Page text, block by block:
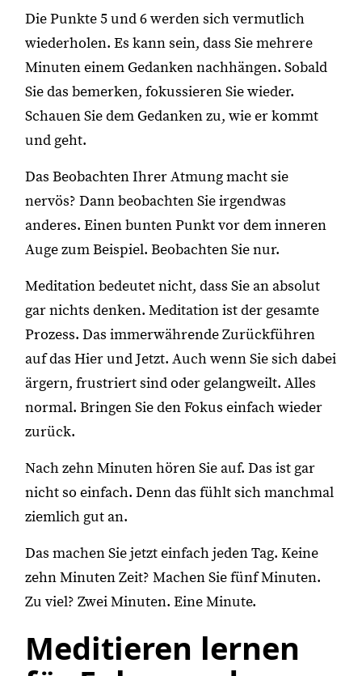
Die Punkte 5 und 6 werden sich vermutlich
wiederholen. Es kann sein, dass Sie mehrere
Minuten einem Gedanken nachhängen. Sobald
Sie das bemerken, fokussieren Sie wieder.
Schauen Sie dem Gedanken zu, wie er kommt
und geht.
Das Beobachten Ihrer Atmung macht sie
nervös? Dann beobachten Sie irgendwas
anderes. Einen bunten Punkt vor dem inneren
Auge zum Beispiel. Beobachten Sie nur.
Meditation bedeutet nicht, dass Sie an absolut
gar nichts denken. Meditation ist der gesamte
Prozess. Das immerwährende Zurückführen
auf das Hier und Jetzt. Auch wenn Sie sich dabei
ärgern, frustriert sind oder gelangweilt. Alles
normal. Bringen Sie den Fokus einfach wieder
zurück.
Nach zehn Minuten hören Sie auf. Das ist gar
nicht so einfach. Denn das fühlt sich manchmal
ziemlich gut an.
Das machen Sie jetzt einfach jeden Tag. Keine
zehn Minuten Zeit? Machen Sie fünf Minuten.
Zu viel? Zwei Minuten. Eine Minute.
Meditieren lernen